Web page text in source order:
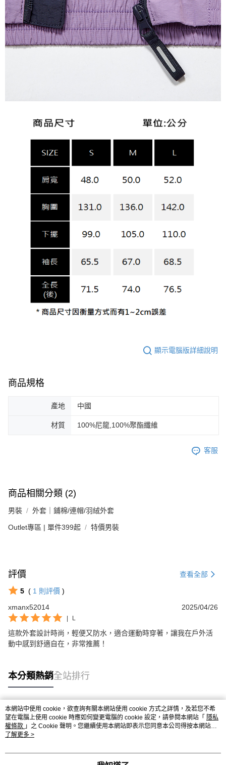
顯示電腦版詳細說明
商品規格
產地 中國
材質 100%尼龍,100%聚酯纖維
客服
商品相關分類 (2)
男裝 外套｜鋪棉/連帽/羽絨外套
Outlet專區 | 單件399起 特價男裝
評價 查看全部
5 ( 1 則評價 )
xmanx52014
2025/04/26
| L
這款外套設計時尚，輕便又防水，適合運動時穿著，讓我在戶外活
動中感到舒適自在，非常推薦！
本分類熱銷全站排行
熱門標籤
本網站中使用 cookie，欲查詢有關本網站使用 cookie 方式之詳情，及若您不希
望在電腦上使用 cookie 時應如何變更電腦的 cookie 設定，請參閱本網站「 隱私
權條款 」之 Cookie 聲明。您繼續使用本網站即表示您同意本公司得按本網站使
用條款之 Cookie 聲明使用 cookie。
了解更多 >